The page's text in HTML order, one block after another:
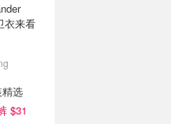
衣来看
选
$31